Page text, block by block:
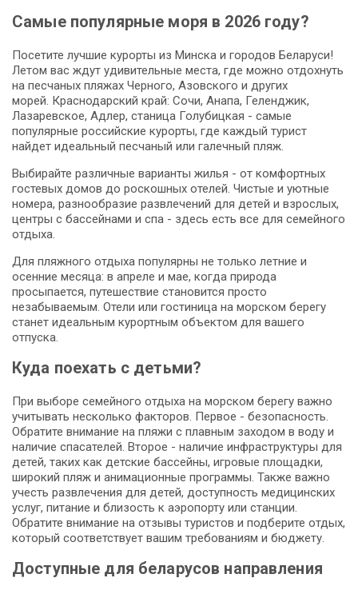
Самые популярные моря в 2026 году?
Посетите лучшие курорты из Минска и городов Беларуси!
Летом вас ждут удивительные места, где можно отдохнуть
на песчаных пляжах Черного, Азовского и других
морей. Краснодарский край: Сочи, Анапа, Геленджик,
Лазаревское, Адлер, станица Голубицкая - самые
популярные российские курорты, где каждый турист
найдет идеальный песчаный или галечный пляж.
Выбирайте различные варианты жилья - от комфортных
гостевых домов до роскошных отелей. Чистые и уютные
номера, разнообразие развлечений для детей и взрослых,
центры с бассейнами и спа - здесь есть все для семейного
отдыха.
Для пляжного отдыха популярны не только летние и
осенние месяца: в апреле и мае, когда природа
просыпается, путешествие становится просто
незабываемым. Отели или гостиница на морском берегу
станет идеальным курортным объектом для вашего
отпуска.
Куда поехать с детьми?
При выборе семейного отдыха на морском берегу важно
учитывать несколько факторов. Первое - безопасность.
Обратите внимание на пляжи с плавным заходом в воду и
наличие спасателей. Второе - наличие инфраструктуры для
детей, таких как детские бассейны, игровые площадки,
широкий пляж и анимационные программы. Также важно
учесть развлечения для детей, доступность медицинских
услуг, питание и близость к аэропорту или станции.
Обратите внимание на отзывы туристов и подберите отдых,
который соответствует вашим требованиям и бюджету.
Доступные для беларусов направления